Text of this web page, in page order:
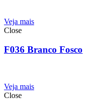
Veja mais
Close
F036 Branco Fosco
Veja mais
Close